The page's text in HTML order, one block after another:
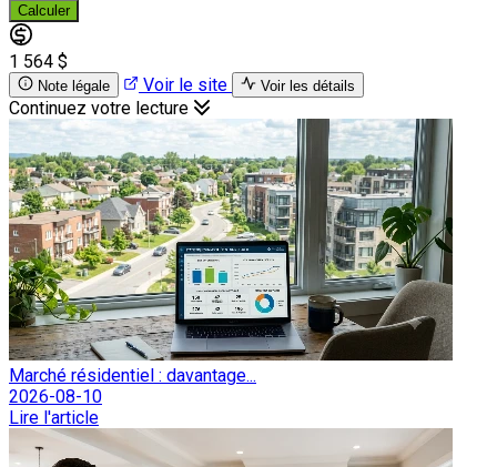
Calculer
1 564 $
Note légale Voir le site Voir les détails
Continuez votre lecture
Marché résidentiel : davantage...
2026-08-10
Lire l'article